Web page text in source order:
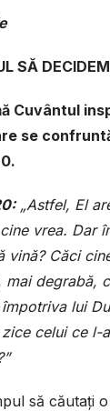
SĂ DECIDEM
Cuvântul
se
„Astfel, El
vrea. Dar
vină? Căci
mai degrabă,
lui
celui ce l-
să căutați